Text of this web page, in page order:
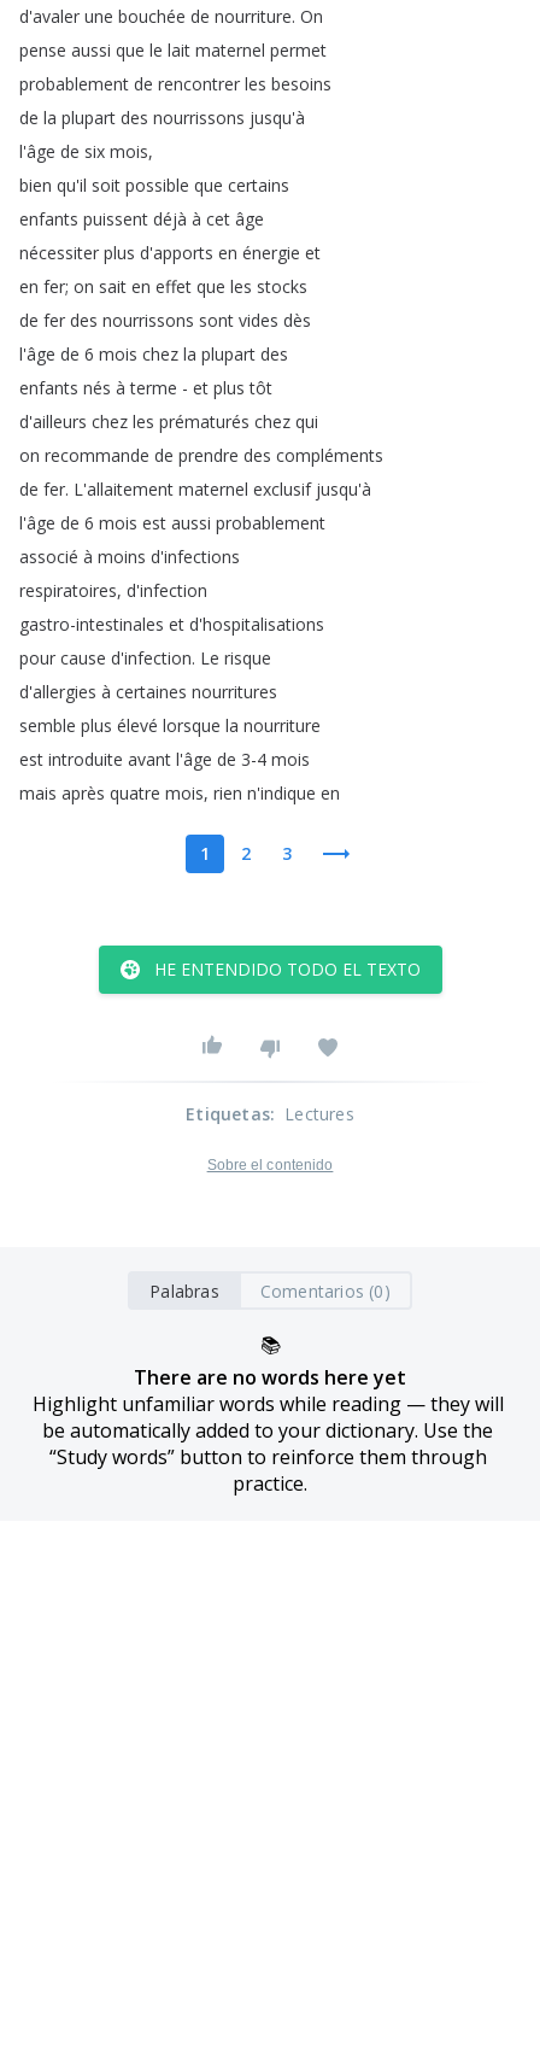
d'avaler une bouchée de nourriture. On
pense aussi que le lait maternel permet
probablement de rencontrer les besoins
de la plupart des nourrissons jusqu'à
l'âge de six mois,
bien qu'il soit possible que certains
enfants puissent déjà à cet âge
nécessiter plus d'apports en énergie et
en fer; on sait en effet que les stocks
de fer des nourrissons sont vides dès
l'âge de 6 mois chez la plupart des
enfants nés à terme - et plus tôt
d'ailleurs chez les prématurés chez qui
on recommande de prendre des compléments
de fer. L'allaitement maternel exclusif jusqu'à
l'âge de 6 mois est aussi probablement
associé à moins d'infections
respiratoires, d'infection
gastro-intestinales et d'hospitalisations
pour cause d'infection. Le risque
d'allergies à certaines nourritures
semble plus élevé lorsque la nourriture
est introduite avant l'âge de 3-4 mois
mais après quatre mois, rien n'indique en
1 2 3
HE ENTENDIDO TODO EL TEXTO
Etiquetas: Lectures
Sobre el contenido
Palabras Comentarios (0)
📚
There are no words here yet
Highlight unfamiliar words while reading — they will
be automatically added to your dictionary. Use the
“Study words” button to reinforce them through
practice.